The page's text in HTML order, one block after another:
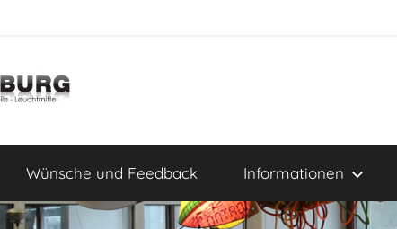
Wünsche und Feedback Informationen